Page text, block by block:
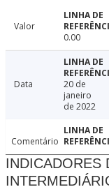
Valor
0.00
Data
20 de
janeiro
de 2022
Comentário
INDICADORES